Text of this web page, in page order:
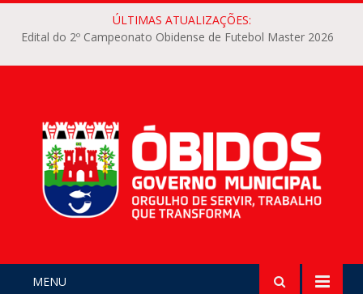
ÚLTIMAS ATUALIZAÇÕES:
Edital do 2º Campeonato Obidense de Futebol Master 2026
MENU